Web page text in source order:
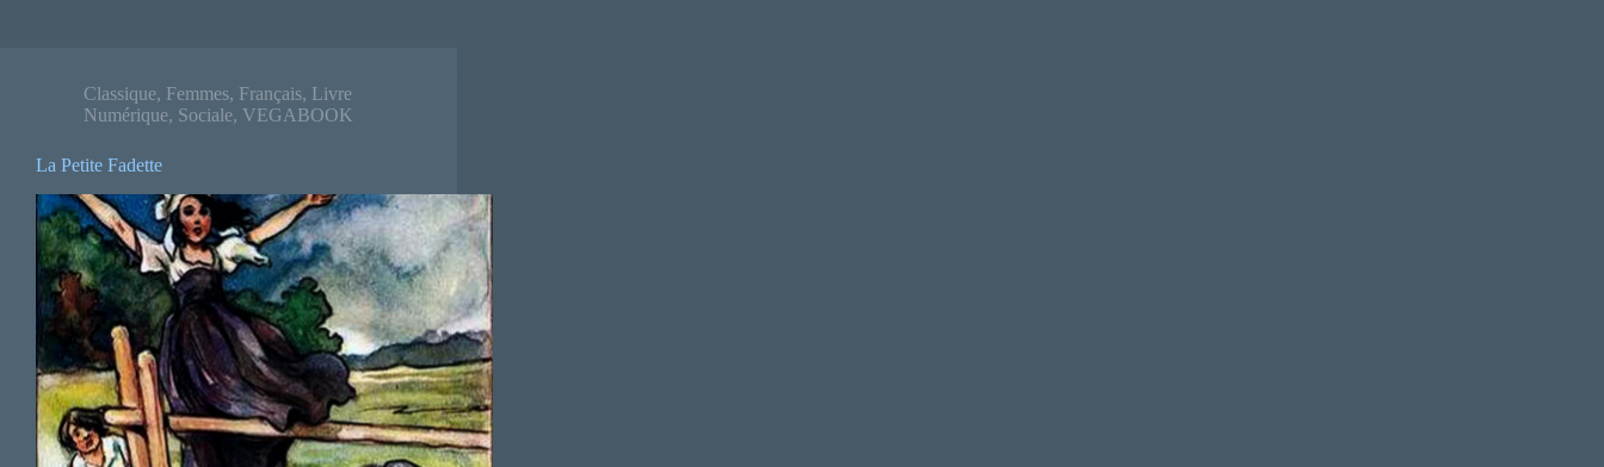
Classique, Femmes, Français, Livre
Numérique, Sociale, VEGABOOK
La Petite Fadette